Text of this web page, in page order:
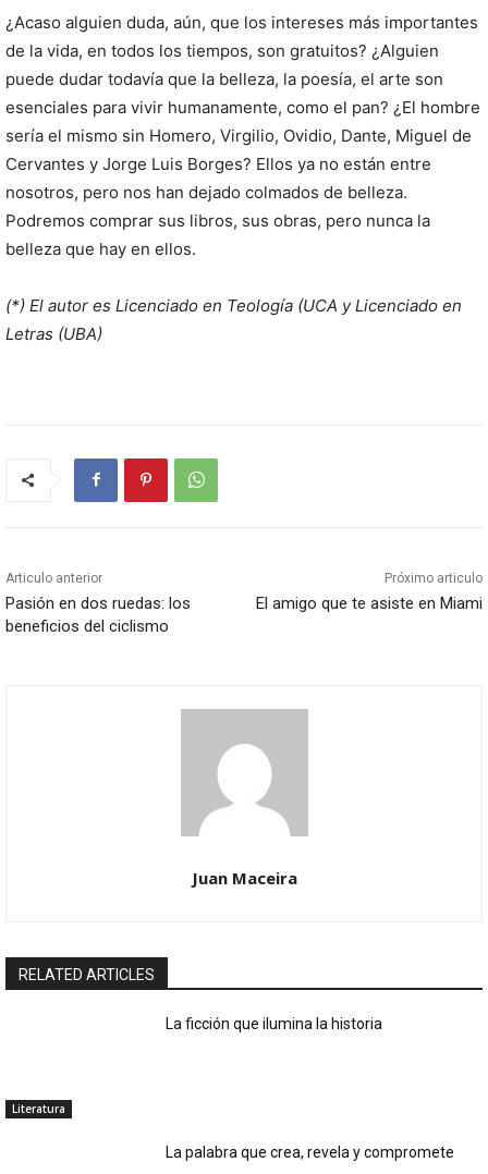
¿Acaso alguien duda, aún, que los intereses más importantes
de la vida, en todos los tiempos, son gratuitos? ¿Alguien
puede dudar todavía que la belleza, la poesía, el arte son
esenciales para vivir humanamente, como el pan? ¿El hombre
sería el mismo sin Homero, Virgilio, Ovidio, Dante, Miguel de
Cervantes y Jorge Luis Borges? Ellos ya no están entre
nosotros, pero nos han dejado colmados de belleza.
Podremos comprar sus libros, sus obras, pero nunca la
belleza que hay en ellos.
(*) El autor es Licenciado en Teología (UCA y Licenciado en
Letras (UBA)
Articulo anterior
Pasión en dos ruedas: los
beneficios del ciclismo
Próximo articulo
El amigo que te asiste en Miami
Juan Maceira
RELATED ARTICLES
Literatura
La ficción que ilumina la historia
La palabra que crea, revela y compromete